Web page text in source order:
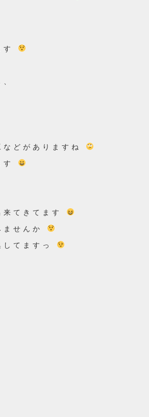
す
などがありますね
す
来てきてます
ませんか
してますっ